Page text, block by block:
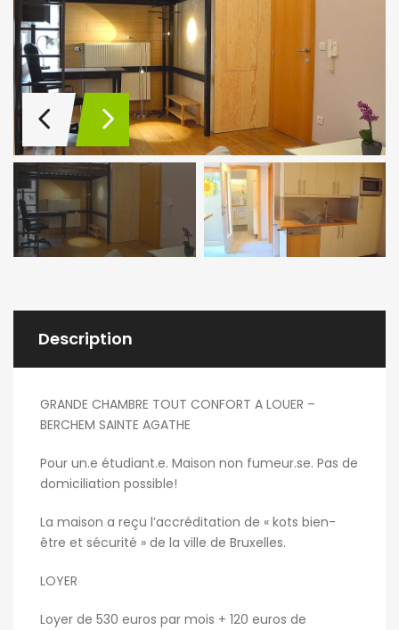
Description
GRANDE CHAMBRE TOUT CONFORT A LOUER –
BERCHEM SAINTE AGATHE
Pour un.e étudiant.e. Maison non fumeur.se. Pas de
domiciliation possible!
La maison a reçu l’accréditation de « kots bien-
être et sécurité » de la ville de Bruxelles.
LOYER
Loyer de 530 euros par mois + 120 euros de